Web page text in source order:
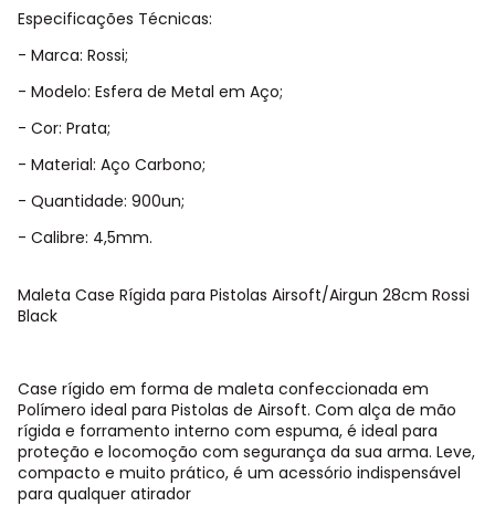
Especificações Técnicas:
- Marca: Rossi;
- Modelo: Esfera de Metal em Aço;
- Cor: Prata;
- Material: Aço Carbono;
- Quantidade: 900un;
- Calibre: 4,5mm.
Maleta Case Rígida para Pistolas Airsoft/Airgun 28cm Rossi
Black
Case rígido em forma de maleta confeccionada em
Polímero ideal para Pistolas de Airsoft. Com alça de mão
rígida e forramento interno com espuma, é ideal para
proteção e locomoção com segurança da sua arma. Leve,
compacto e muito prático, é um acessório indispensável
para qualquer atirador